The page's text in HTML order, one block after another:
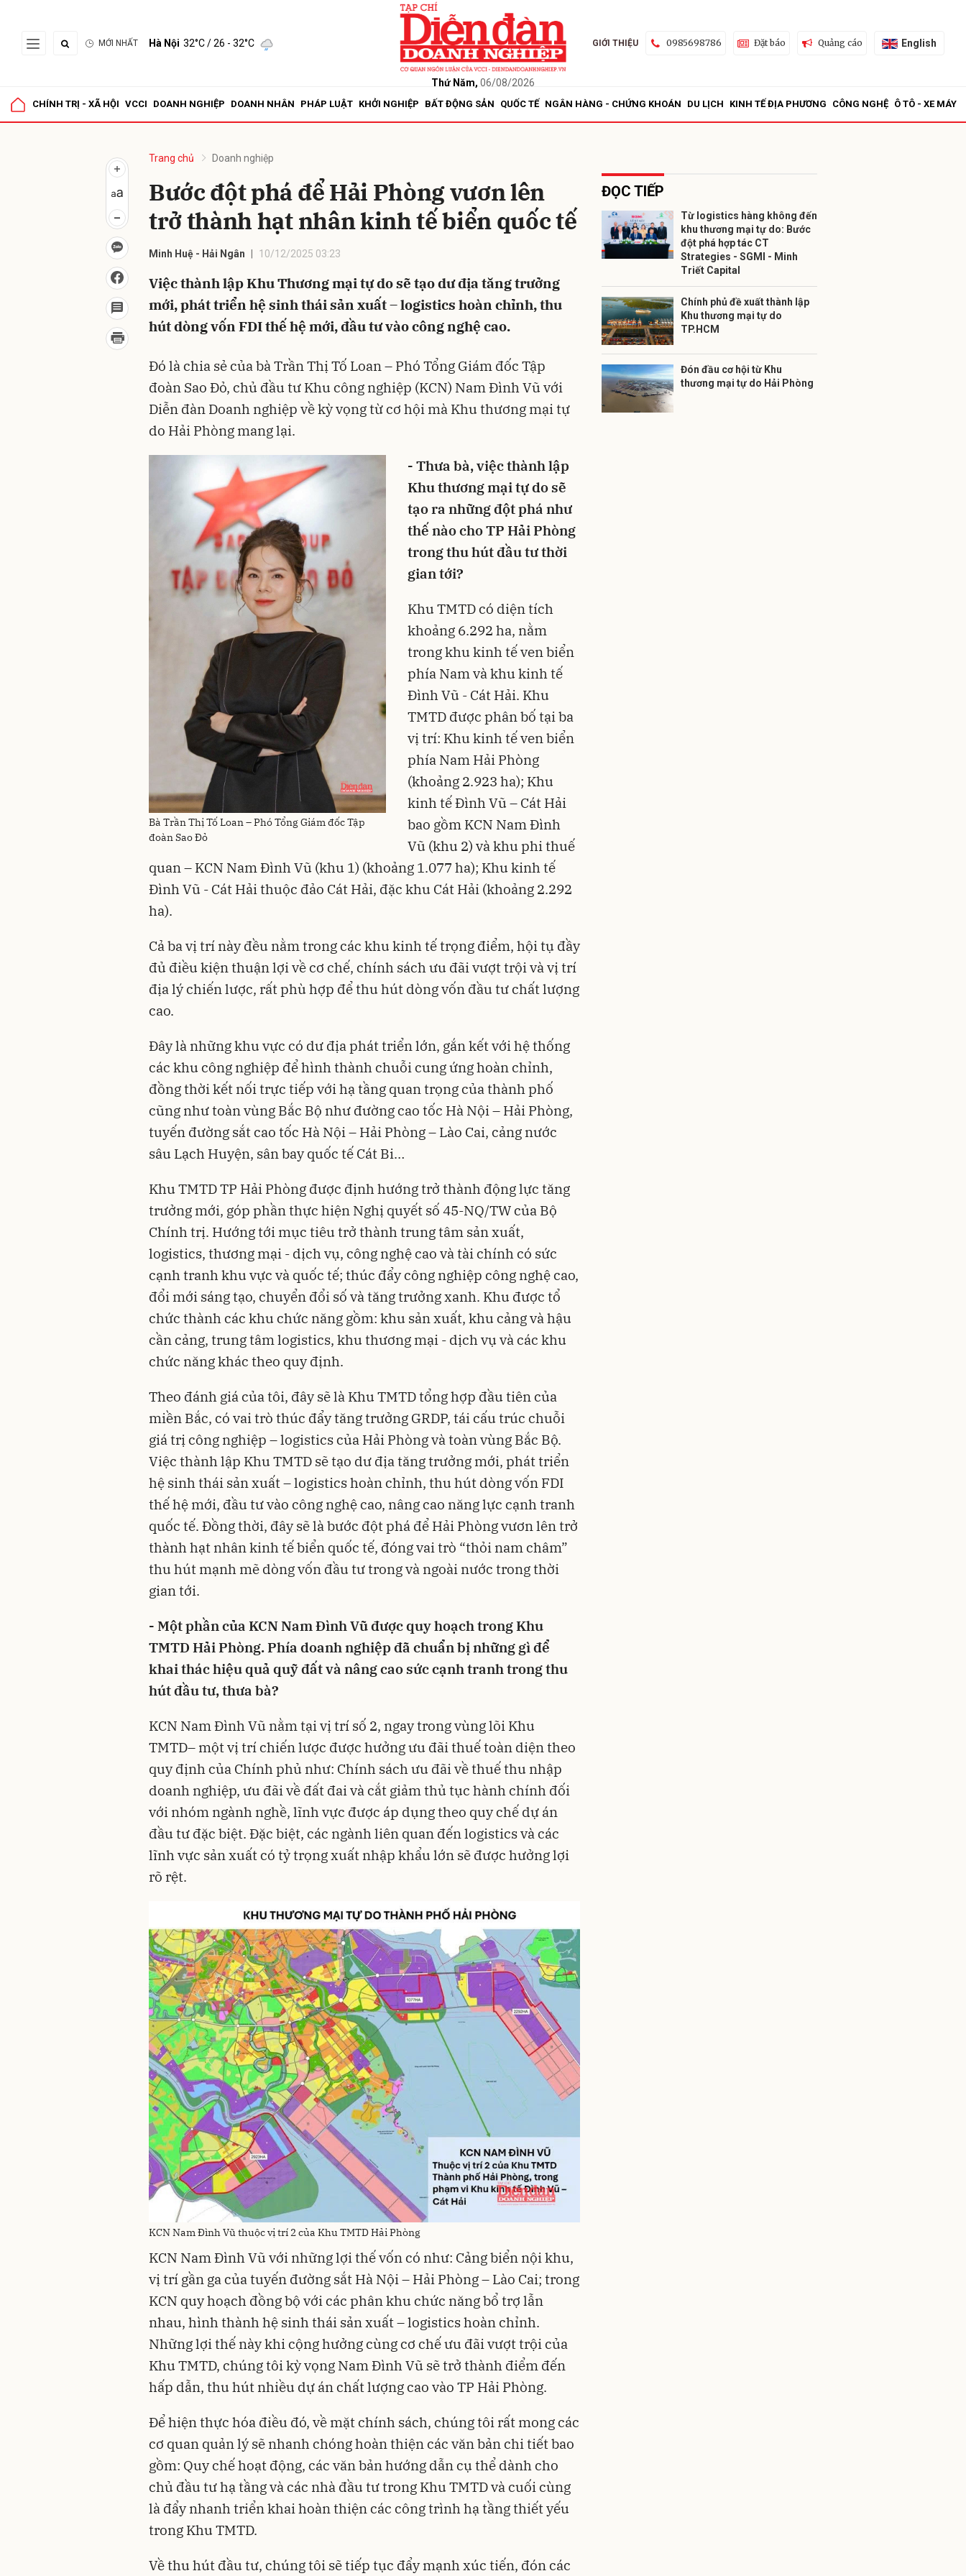
MỚI NHẤT Hà Nội 32°C/ 26 - 32°C
Thứ Năm, 06/08/2026
GIỚI THIỆU 0985698786 Đặt báo Quảng cáo English
CHÍNH TRỊ - XÃ HỘI VCCI DOANH NGHIỆP DOANH NHÂN PHÁP LUẬT KHỞI NGHIỆP BẤT ĐỘNG SẢN QUỐC TẾ NGÂN HÀNG - CHỨNG KHOÁN DU LỊCH KINH TẾ ĐỊA PHƯƠNG CÔNG NGHỆ Ô TÔ - XE MÁY
Trang chủ Doanh nghiệp
Bước đột phá để Hải Phòng vươn lên
trở thành hạt nhân kinh tế biển quốc tế
Minh Huệ - Hải Ngân 10/12/2025 03:23
Việc thành lập Khu Thương mại tự do sẽ tạo dư địa tăng trưởng
mới, phát triển hệ sinh thái sản xuất – logistics hoàn chỉnh, thu
hút dòng vốn FDI thế hệ mới, đầu tư vào công nghệ cao.
Đó là chia sẻ của bà Trần Thị Tố Loan – Phó Tổng Giám đốc Tập
đoàn Sao Đỏ, chủ đầu tư Khu công nghiệp (KCN) Nam Đình Vũ với
Diễn đàn Doanh nghiệp về kỳ vọng từ cơ hội mà Khu thương mại tự
do Hải Phòng mang lại.
Bà Trần Thị Tố Loan – Phó Tổng Giám đốc Tập
đoàn Sao Đỏ
- Thưa bà, việc thành lập
Khu thương mại tự do sẽ
tạo ra những đột phá như
thế nào cho TP Hải Phòng
trong thu hút đầu tư thời
gian tới?
Khu TMTD có diện tích
khoảng 6.292 ha, nằm
trong khu kinh tế ven biển
phía Nam và khu kinh tế
Đình Vũ - Cát Hải. Khu
TMTD được phân bố tại ba
vị trí: Khu kinh tế ven biển
phía Nam Hải Phòng
(khoảng 2.923 ha); Khu
kinh tế Đình Vũ – Cát Hải
bao gồm KCN Nam Đình
Vũ (khu 2) và khu phi thuế
quan – KCN Nam Đình Vũ (khu 1) (khoảng 1.077 ha); Khu kinh tế
Đình Vũ - Cát Hải thuộc đảo Cát Hải, đặc khu Cát Hải (khoảng 2.292
ha).
Cả ba vị trí này đều nằm trong các khu kinh tế trọng điểm, hội tụ đầy
đủ điều kiện thuận lợi về cơ chế, chính sách ưu đãi vượt trội và vị trí
địa lý chiến lược, rất phù hợp để thu hút dòng vốn đầu tư chất lượng
cao.
Đây là những khu vực có dư địa phát triển lớn, gắn kết với hệ thống
các khu công nghiệp để hình thành chuỗi cung ứng hoàn chỉnh,
đồng thời kết nối trực tiếp với hạ tầng quan trọng của thành phố
cũng như toàn vùng Bắc Bộ như đường cao tốc Hà Nội – Hải Phòng,
tuyến đường sắt cao tốc Hà Nội – Hải Phòng – Lào Cai, cảng nước
sâu Lạch Huyện, sân bay quốc tế Cát Bi…
Khu TMTD TP Hải Phòng được định hướng trở thành động lực tăng
trưởng mới, góp phần thực hiện Nghị quyết số 45-NQ/TW của Bộ
Chính trị. Hướng tới mục tiêu trở thành trung tâm sản xuất,
logistics, thương mại - dịch vụ, công nghệ cao và tài chính có sức
cạnh tranh khu vực và quốc tế; thúc đẩy công nghiệp công nghệ cao,
đổi mới sáng tạo, chuyển đổi số và tăng trưởng xanh. Khu được tổ
chức thành các khu chức năng gồm: khu sản xuất, khu cảng và hậu
cần cảng, trung tâm logistics, khu thương mại - dịch vụ và các khu
chức năng khác theo quy định.
Theo đánh giá của tôi, đây sẽ là Khu TMTD tổng hợp đầu tiên của
miền Bắc, có vai trò thúc đẩy tăng trưởng GRDP, tái cấu trúc chuỗi
giá trị công nghiệp – logistics của Hải Phòng và toàn vùng Bắc Bộ.
Việc thành lập Khu TMTD sẽ tạo dư địa tăng trưởng mới, phát triển
hệ sinh thái sản xuất – logistics hoàn chỉnh, thu hút dòng vốn FDI
thế hệ mới, đầu tư vào công nghệ cao, nâng cao năng lực cạnh tranh
quốc tế. Đồng thời, đây sẽ là bước đột phá để Hải Phòng vươn lên trở
thành hạt nhân kinh tế biển quốc tế, đóng vai trò “thỏi nam châm”
thu hút mạnh mẽ dòng vốn đầu tư trong và ngoài nước trong thời
gian tới.
- Một phần của KCN Nam Đình Vũ được quy hoạch trong Khu
TMTD Hải Phòng. Phía doanh nghiệp đã chuẩn bị những gì để
khai thác hiệu quả quỹ đất và nâng cao sức cạnh tranh trong thu
hút đầu tư, thưa bà?
KCN Nam Đình Vũ nằm tại vị trí số 2, ngay trong vùng lõi Khu
TMTD– một vị trí chiến lược được hưởng ưu đãi thuế toàn diện theo
quy định của Chính phủ như: Chính sách ưu đãi về thuế thu nhập
doanh nghiệp, ưu đãi về đất đai và cắt giảm thủ tục hành chính đối
với nhóm ngành nghề, lĩnh vực được áp dụng theo quy chế dự án
đầu tư đặc biệt. Đặc biệt, các ngành liên quan đến logistics và các
lĩnh vực sản xuất có tỷ trọng xuất nhập khẩu lớn sẽ được hưởng lợi
rõ rệt.
KCN Nam Đình Vũ thuộc vị trí 2 của Khu TMTD Hải Phòng
KCN Nam Đình Vũ với những lợi thế vốn có như: Cảng biển nội khu,
vị trí gần ga của tuyến đường sắt Hà Nội – Hải Phòng – Lào Cai; trong
KCN quy hoạch đồng bộ với các phân khu chức năng bổ trợ lẫn
nhau, hình thành hệ sinh thái sản xuất – logistics hoàn chỉnh.
Những lợi thế này khi cộng hưởng cùng cơ chế ưu đãi vượt trội của
Khu TMTD, chúng tôi kỳ vọng Nam Đình Vũ sẽ trở thành điểm đến
hấp dẫn, thu hút nhiều dự án chất lượng cao vào TP Hải Phòng.
Để hiện thực hóa điều đó, về mặt chính sách, chúng tôi rất mong các
cơ quan quản lý sẽ nhanh chóng hoàn thiện các văn bản chi tiết bao
gồm: Quy chế hoạt động, các văn bản hướng dẫn cụ thể dành cho
chủ đầu tư hạ tầng và các nhà đầu tư trong Khu TMTD và cuối cùng
là đẩy nhanh triển khai hoàn thiện các công trình hạ tầng thiết yếu
trong Khu TMTD.
Về thu hút đầu tư, chúng tôi sẽ tiếp tục đẩy mạnh xúc tiến, đón các
ĐỌC TIẾP
Từ logistics hàng không đến
khu thương mại tự do: Bước
đột phá hợp tác CT
Strategies - SGMI - Minh
Triết Capital
Chính phủ đề xuất thành lập
Khu thương mại tự do
TP.HCM
Đón đầu cơ hội từ Khu
thương mại tự do Hải Phòng
Gửi